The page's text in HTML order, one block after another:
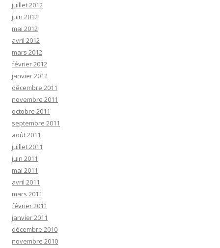
juillet 2012
juin 2012
mai 2012
avril 2012
mars 2012
février 2012
janvier 2012
décembre 2011
novembre 2011
octobre 2011
septembre 2011
août 2011
juillet 2011
juin 2011
mai 2011
avril 2011
mars 2011
février 2011
janvier 2011
décembre 2010
novembre 2010